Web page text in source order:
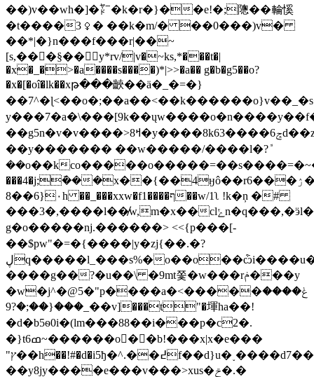
��)v��wh�]�㍎�k�r�}��e!�;䧭��輪慀
�t����3⧬� ��k�m/� ��0���)v�
��*|�}n���f���r|��~
[s,���§��y*rv/|v�~ks,*���t�|
�x�_�>�a����s����)*|>>�a�� g�b�g5��o?
�x�[�oî�lk��xթ���䶝��ӓ�_�=�}
��g5n�v�v����>8ߞ�y����8k63����ݘ6d��z��_�)�{�����w�)9}79�?
��y������� ��w�����/����l�?ܽ
��o��k
���4�j;݇���x��{��4ӈô��r6���ۯ�����j9�a�.��4�{���?
8��6}۰h ��_���xxw�f1����ף��w/1ʅ !k�ņ �#
���3�,����l��̸w,m�x��clݺn�q���,�ӭl��%5��b�w���a�:����
g�o�����ǌ.������> <<{p���[-
�� $pw"�=�{����|y�zj{��.�?
ڸq�����l_���s%�o��o��ѽi����u�g���/
����g��?�u��\ �9mt쫓�w���rݥ���y
�w�j^�@5�"p����a�<�����ݟ����
���{��;�?9_��v]���t"�堚ha��!
�d�b5ѳ0i�(lm���88��i���p�c2�.
�}t6ߘ~������o��b!���x|x�e���
"ץ��h��!#�d�i5ђ�^.��߄f��d}u�˯����d7��o�m>�9n�e@2�.�<�g-
��y8jy����e���v���>xus�ݗ�.�